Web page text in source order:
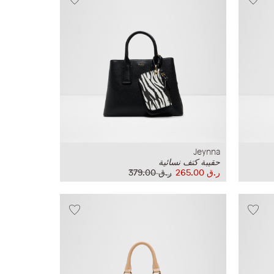
Jeynna
حقيبة كتف نسائية
ر.ق‏ 379.00
ر.ق‏ 265.00